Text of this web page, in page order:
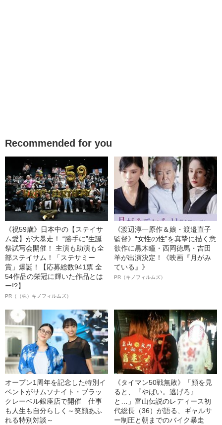
Recommended for you
《祝59歳》日本中の【ステイサ
ム愛】が大暴走！ “勝手に”生誕
祭試写会開催！ 主演も助演も全
部ステイサム！「ステサミー
賞」爆誕！【応募総数941票 全
54作品の栄冠に輝いた作品とは
ー!?】
PR（（株）キノフィルムズ）
《渡辺淳一原作＆娘・渡邉直子
監督》“女性の性”を真摯に描く意
欲作に黒木瞳・西岡德馬・吉田
羊が出演決定！《映画『月がみ
ている』》
PR（キノフィルムズ）
オープン1周年を記念した特別イ
ベントがサムソナイト・ブラッ
クレーベル銀座店で開催 仕事
も人生も自分らしく～笑顔あふ
れる特別対談～
《タイマン50戦無敗》「顔を見
ると、『やばい。逃げろ』
と…」富山伝説のレディース初
代総長（36）が語る、ギャルサ
ー制圧と朝までのバイク暴走